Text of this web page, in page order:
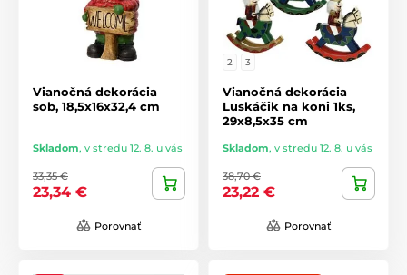
Vianočná dekorácia
sob, 18,5x16x32,4 cm
Skladom, v stredu 12. 8. u vás
33,35 €
23,34 €
Porovnať
2 3
Vianočná dekorácia
Luskáčik na koni 1ks,
29x8,5x35 cm
Skladom, v stredu 12. 8. u vás
38,70 €
23,22 €
Porovnať